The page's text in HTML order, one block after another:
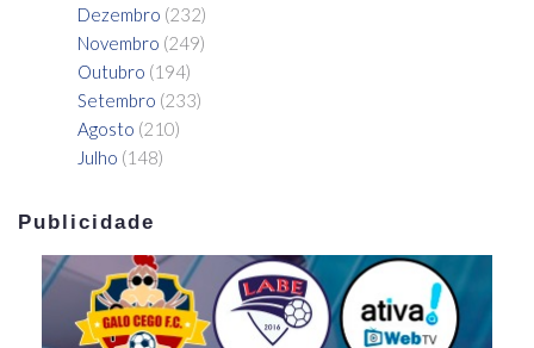
Dezembro (232)
Novembro (249)
Outubro (194)
Setembro (233)
Agosto (210)
Julho (148)
Publicidade